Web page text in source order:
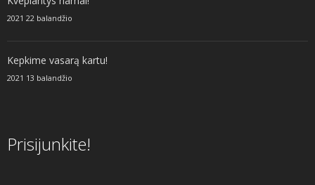
2021 22 balandžio
Kepkime vasarą kartu!
2021 13 balandžio
Prisijunkite!